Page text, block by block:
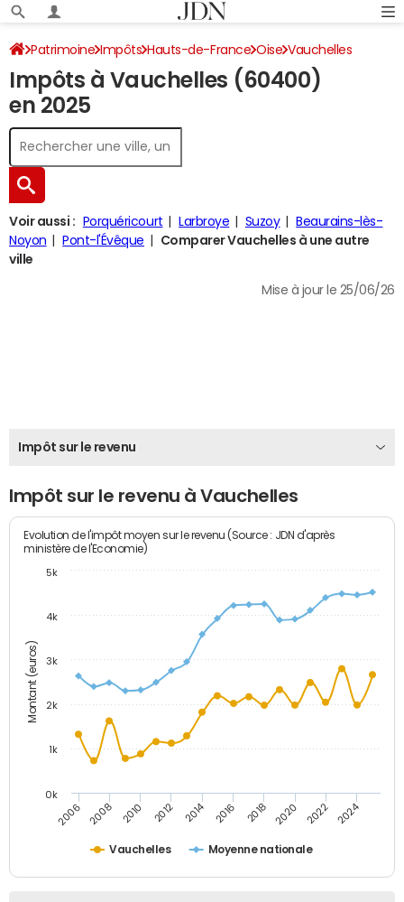
Patrimoine Impôts Hauts-de-France Oise Vauchelles
Impôt sur le revenu
Impôts à Vauchelles (60400)
en 2025
Voir aussi : Porquéricourt Larbroye Suzoy
Beaurains-lès-
Noyon
Pont-l'Évêque
Comparer Vauchelles à une autre
ville
Mise à jour le 25/06/26
Impôt sur le revenu
Impôt sur le revenu à Vauchelles
Montant (euros)
Evolution de l'impôt moyen sur le revenu (Source : JDN d'après
ministère de l'Economie)
Vauchelles Moyenne nationale
2006 2008 2010 2012 2014 2016 2018 2020 2022 2024
0k
1k
2k
3k
4k
5k